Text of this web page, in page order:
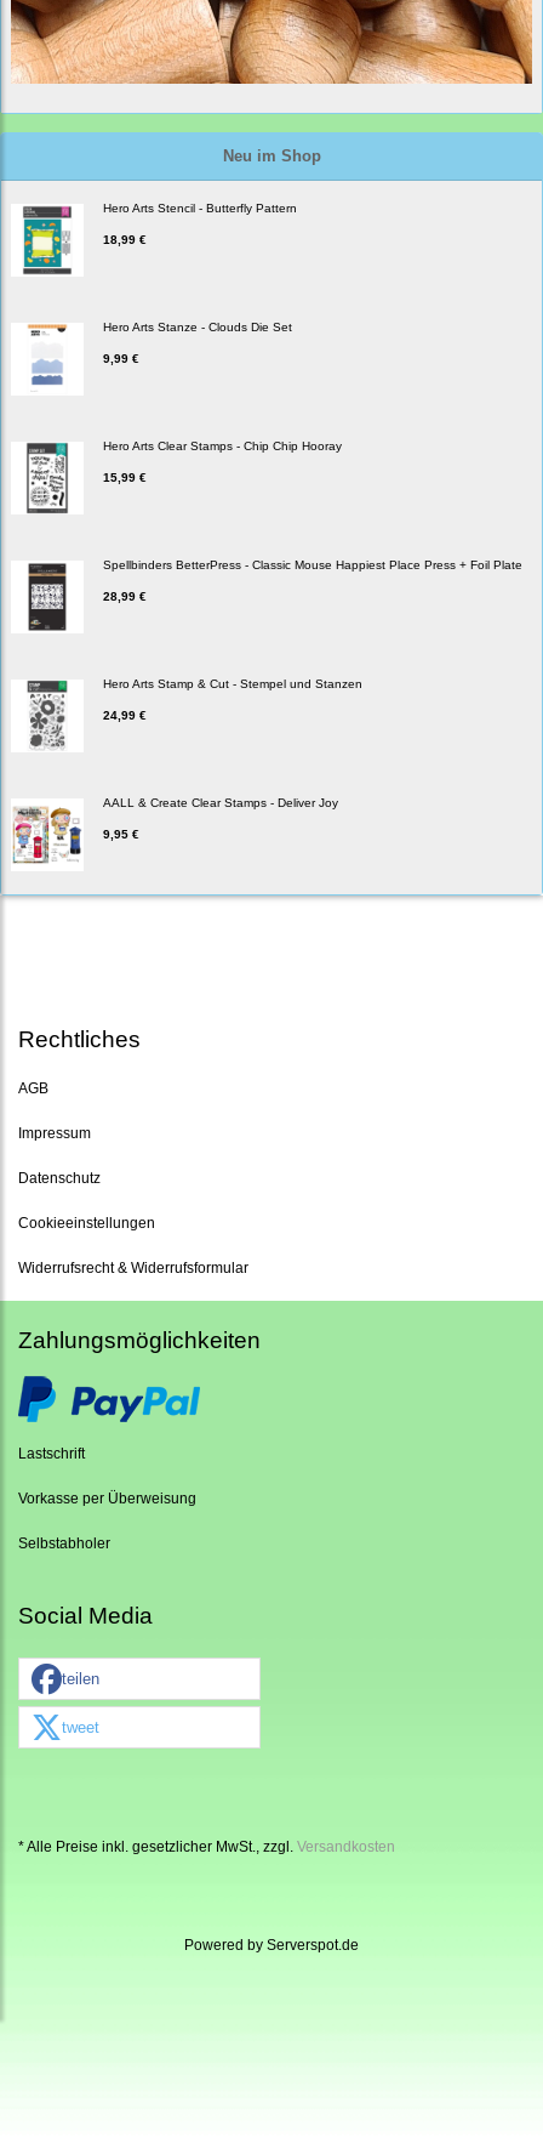
Neu im Shop
Hero Arts Stencil - Butterfly Pattern
18,99 €
Hero Arts Stanze - Clouds Die Set
9,99 €
Hero Arts Clear Stamps - Chip Chip Hooray
15,99 €
Spellbinders BetterPress - Classic Mouse Happiest Place Press + Foil Plate
28,99 €
Hero Arts Stamp & Cut - Stempel und Stanzen
24,99 €
AALL & Create Clear Stamps - Deliver Joy
9,95 €
Rechtliches
AGB
Impressum
Datenschutz
Cookieeinstellungen
Widerrufsrecht & Widerrufsformular
Zahlungsmöglichkeiten
Lastschrift
Vorkasse per Überweisung
Selbstabholer
Social Media
teilen
tweet
* Alle Preise inkl. gesetzlicher MwSt., zzgl. Versandkosten
Powered by Serverspot.de